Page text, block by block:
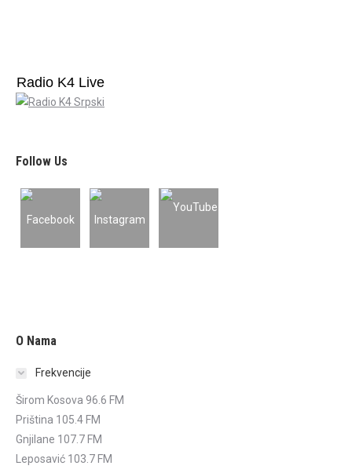
Radio K4 Live
Follow Us
O Nama
Frekvencije
Širom Kosova 96.6 FM
Priština 105.4 FM
Gnjilane 107.7 FM
Leposavić 103.7 FM